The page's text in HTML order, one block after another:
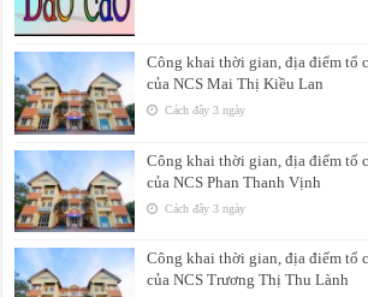
Công khai thời gian, địa điểm tổ
của NCS Mai Thị Kiều Lan
Cách đây 3 ngày
Công khai thời gian, địa điểm tổ
của NCS Phan Thanh Vịnh
Cách đây 3 ngày
Công khai thời gian, địa điểm tổ
của NCS Trương Thị Thu Lành